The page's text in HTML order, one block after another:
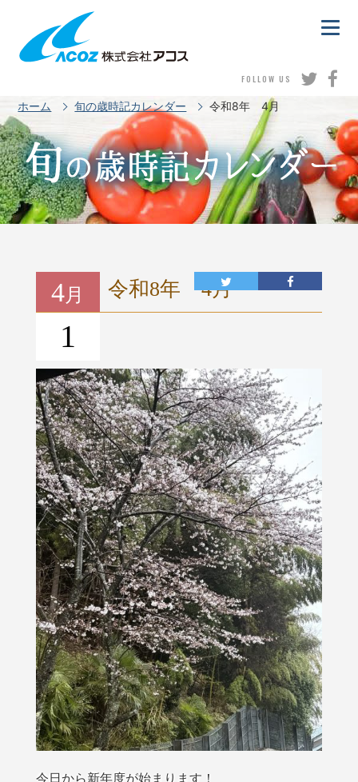
FOLLOW US
ホーム 旬の歳時記カレンダー 令和8年 4月
4月
1
令和8年 4月
今日から新年度が始まります！